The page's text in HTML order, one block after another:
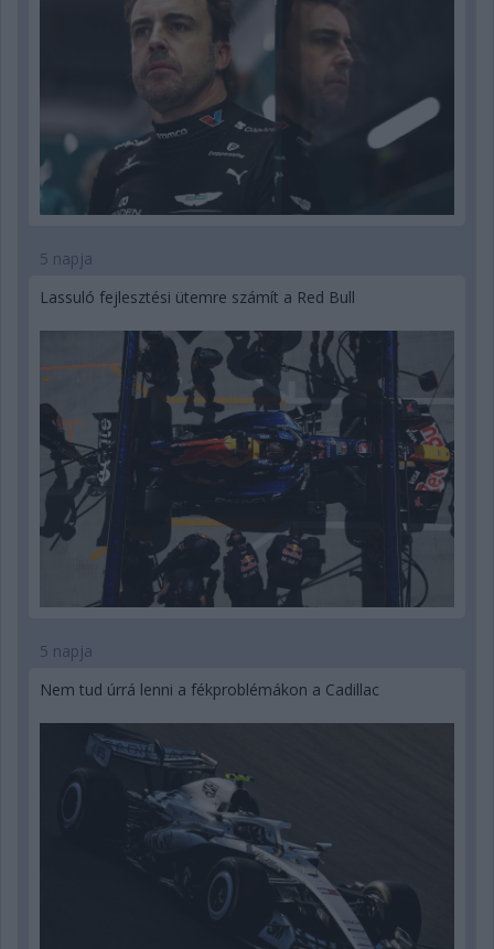
5 napja
Lassuló fejlesztési ütemre számít a Red Bull
5 napja
Nem tud úrrá lenni a fékproblémákon a Cadillac